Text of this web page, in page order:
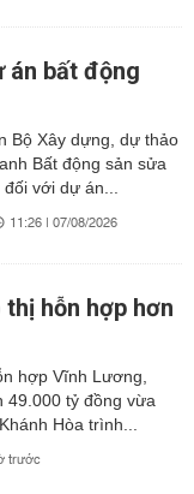
án bất động
Bộ Xây dựng, dự thảo
Bất động sản sửa
với dự án...
11:26 | 07/08/2026
hỗn hợp hơn
hợp Vĩnh Lương,
49.000 tỷ đồng vừa
Hòa trình...
trước